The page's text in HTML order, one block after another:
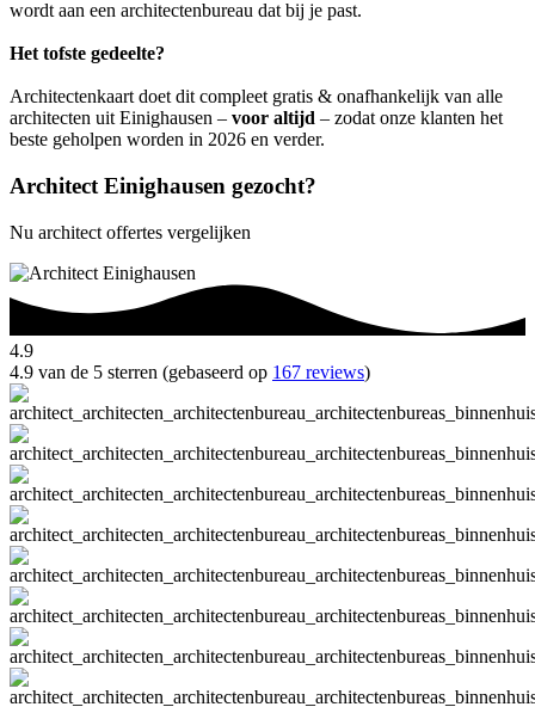
wordt aan een architectenbureau dat bij je past.
Het tofste gedeelte?
Architectenkaart doet dit compleet gratis & onafhankelijk van alle
architecten uit Einighausen – voor altijd – zodat onze klanten het
beste geholpen worden in 2026 en verder.
Architect Einighausen gezocht?
Nu architect offertes vergelijken
4.9
4.9 van de 5 sterren (gebaseerd op 167 reviews)